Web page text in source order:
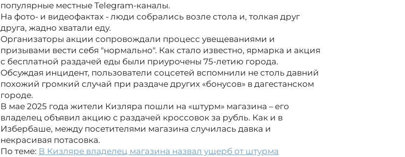
популярные местные Telegram-каналы.
На фото- и видеофактах - люди собрались возле стола и, толкая друг
друга, жадно хватали еду.
Организаторы акции сопровождали процесс увещеваниями и
призывами вести себя "нормально". Как стало известно, ярмарка и акция
с бесплатной раздачей еды были приурочены 75-летию города.
Обсуждая инцидент, пользователи соцсетей вспомнили не столь давний
похожий громкий случай при раздаче других «бонусов» в дагестанском
городе.
В мае 2025 года жители Кизляра пошли на «штурм» магазина – его
владелец объявил акцию с раздачей кроссовок за рубль. Как и в
Избербаше, между посетителями магазина случилась давка и
некрасивая потасовка.
По теме: В Кизляре владелец магазина назвал ущерб от штурма